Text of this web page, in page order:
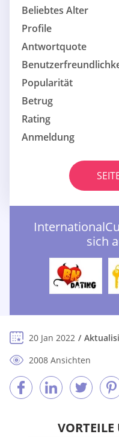
Beliebtes Alter
Profile
Antwortquote
Popularität
Betrug
Rating
Anmeldung
sich
20 Jan 2022
2008 Ansichten